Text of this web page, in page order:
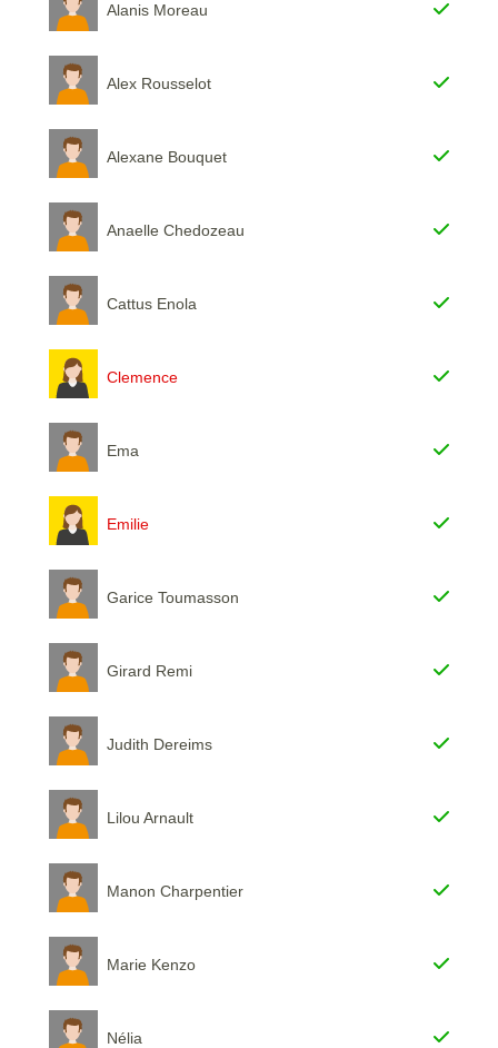
Alanis Moreau
Alex Rousselot
Alexane Bouquet
Anaelle Chedozeau
Cattus Enola
Clemence
Ema
Emilie
Garice Toumasson
Girard Remi
Judith Dereims
Lilou Arnault
Manon Charpentier
Marie Kenzo
Nélia